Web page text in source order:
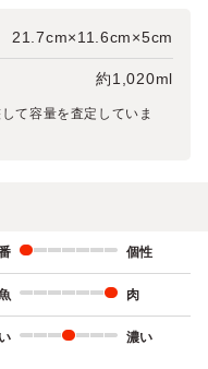
21.7cm×11.6cm×5cm
約1,020ml
て容量を査定していま
個性
肉
濃い